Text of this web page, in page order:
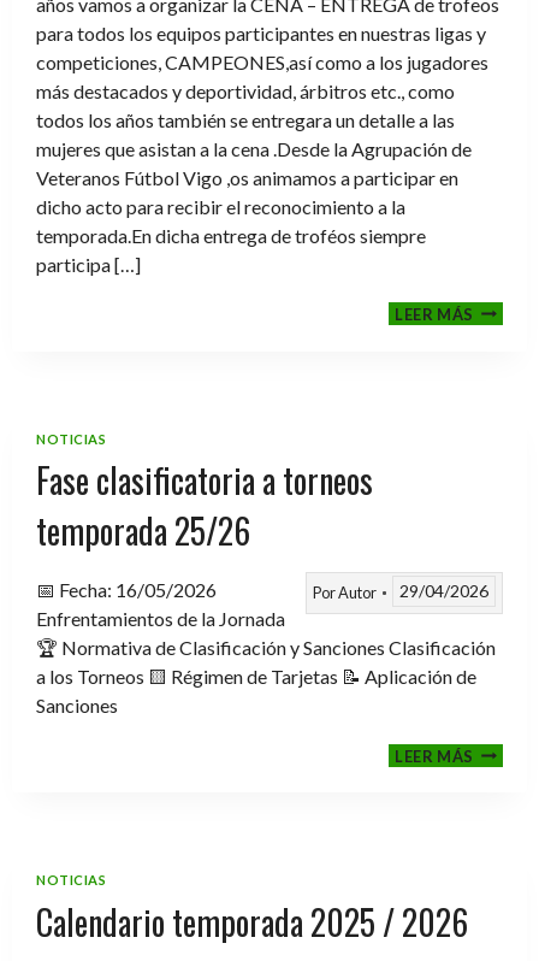
para todos los equipos participantes en nuestras ligas y
competiciones, CAMPEONES,así como a los jugadores
más destacados y deportividad, árbitros etc., como
todos los años también se entregara un detalle a las
mujeres que asistan a la cena .Desde la Agrupación de
Veteranos Fútbol Vigo ,os animamos a participar en
dicho acto para recibir el reconocimiento a la
temporada.En dicha entrega de troféos siempre
participa […]
LEER MÁSCENA-
NOTICIAS
Fase clasificatoria a torneos
temporada 25/26
PorAutor 29/04/2026
📅 Fecha: 16/05/2026
Enfrentamientos de la Jornada
🏆 Normativa de Clasificación y Sanciones Clasificación
a los Torneos 🟨 Régimen de Tarjetas 📝 Aplicación de
Sanciones
LEER MÁSFASE
NOTICIAS
Calendario temporada 2025 / 2026